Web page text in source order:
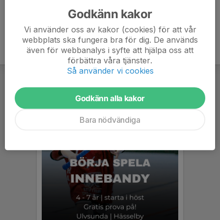
Godkänn kakor
Vi använder oss av kakor (cookies) för att vår
webbplats ska fungera bra för dig. De används
även för webbanalys i syfte att hjälpa oss att
förbättra våra tjänster.
Så använder vi cookies
Godkänn alla kakor
Bara nödvändiga